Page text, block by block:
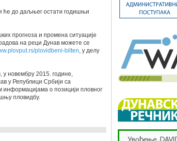
ће до даљњег остати годишњи
прогноза и промена ситуације
на реци Дунав можете се
plovidbeni-bilten, у делу
у новембру 2015. године,
у Републици Србији са
о позицији пловног
пловидбу.